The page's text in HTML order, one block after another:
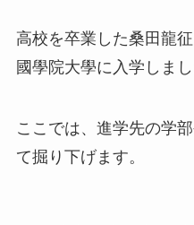
高校を卒業した桑田龍
國學院大學に入学しまし
ここでは、進学先の学
て掘り下げます。